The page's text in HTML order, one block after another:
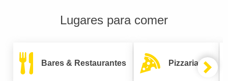
Lugares para comer
Bares & Restaurantes Pizzarias